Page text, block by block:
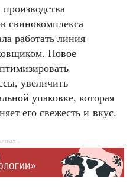
свинокомплекса
работать линия
Новое
увеличить
упаковке, которая
его свежесть и вкус.
-